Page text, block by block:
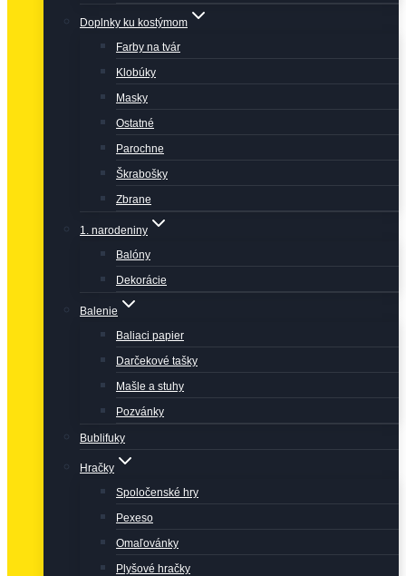
Doplnky ku kostýmom
Farby na tvár
Klobúky
Masky
Ostatné
Parochne
Škrabošky
Zbrane
1. narodeniny
Balóny
Dekorácie
Balenie
Baliaci papier
Darčekové tašky
Mašle a stuhy
Pozvánky
Bublifuky
Hračky
Spoločenské hry
Pexeso
Omaľovánky
Plyšové hračky